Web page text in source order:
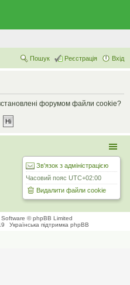
Вхід
Реєстрація
Пошук
форумом файли cookie?
Зв'язок з адміністрацією
Часовий пояс UTC+02:00
Видалити файли cookie
© phpBB Limited
Українська підтримка phpBB